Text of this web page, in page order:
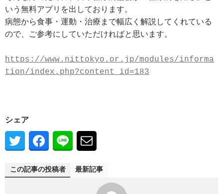
いう無料アプリを出しております。
病態から食事・運動・治療まで幅広く解説してくれている
ので、ご参考にしていただければと思います。
https://www.nittokyo.or.jp/modules/informa
シェア
この記事の投稿者 最新記事